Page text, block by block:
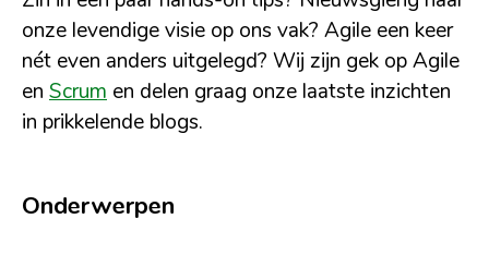
onze levendige visie op ons vak? Agile een keer
nét even anders uitgelegd? Wij zijn gek op Agile
en Scrum en delen graag onze laatste inzichten
in prikkelende blogs.
Onderwerpen